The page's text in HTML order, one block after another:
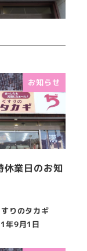
お知らせ
休業日のお知
すりのタカギ
年9月1日